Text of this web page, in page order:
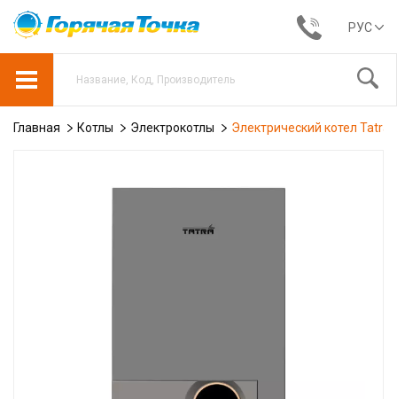
РУС
Главная Котлы Электрокотлы Электрический котел